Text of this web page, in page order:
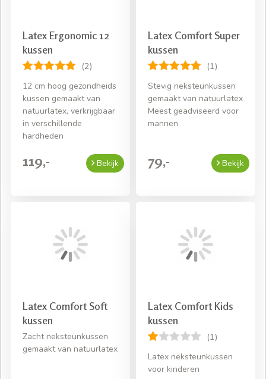
Latex Ergonomic 12
kussen
(2)
12 cm hoog gezondheids
kussen gemaakt van
natuurlatex, verkrijgbaar
in verschillende
hardheden
119,- Bekijk
Latex Comfort Super
kussen
(1)
Stevig neksteunkussen
gemaakt van natuurlatex
Meest geadviseerd voor
mannen
79,- Bekijk
Latex Comfort Soft
kussen
Zacht neksteunkussen
gemaakt van natuurlatex
Latex Comfort Kids
kussen
(1)
Latex neksteunkussen
voor kinderen